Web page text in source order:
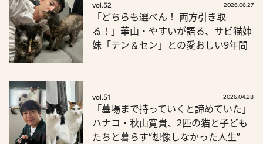
vol.52 2026.06.27
「どちらも選べん！ 両方引き取
る！」華山・やすいが語る、サビ猫姉
妹「テン＆セン」との愛おしい9年間
vol.51 2026.04.28
「墓場まで持っていくと諦めていた」
ハナコ・秋山寛貴、2匹の猫と子ども
たちと暮らす“想像しなかった人生”